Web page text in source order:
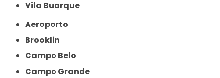
Vila Buarque
Aeroporto
Brooklin
Campo Belo
Campo Grande